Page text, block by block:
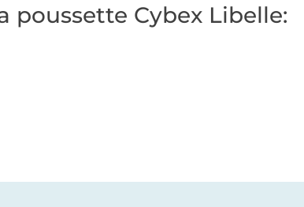
poussette Cybex Libelle: